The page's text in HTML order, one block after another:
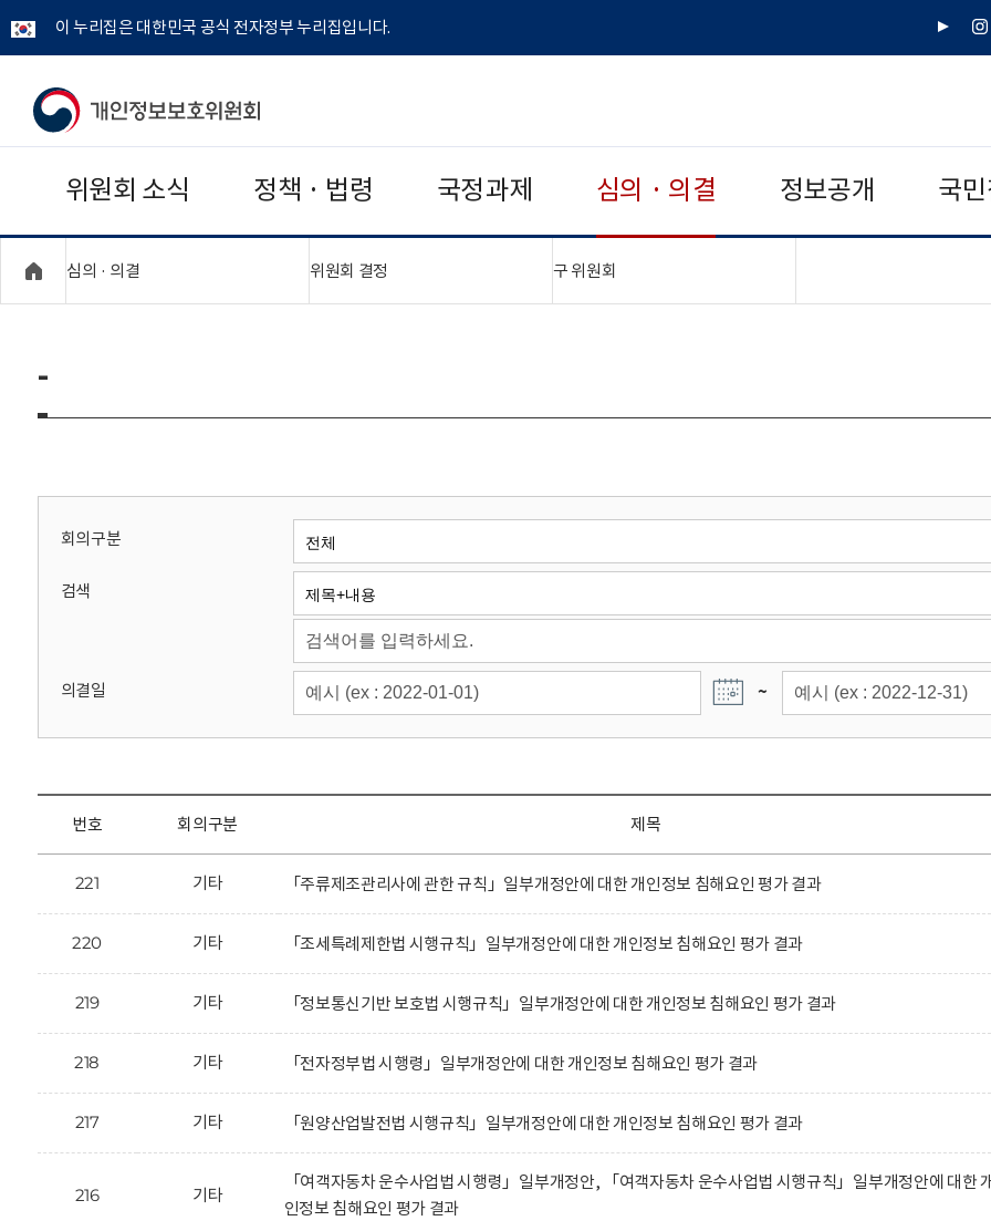
이 누리집은 대한민국 공식 전자정부 누리집입니다.
유
인
개
보
보
위
회
위원회 소식 정책 · 법령 국정과제 심의 · 의결 정보공개 국
심의 · 의결 위원회 결정 구 위원회
-
회의구분
검색
의결일 ~
번호 회의구분 제목
221 기타 「주류제조관리사에 관한 규칙」일부개정안에 대한 개인정보 침해요인 평가 결과
220 기타 「조세특례제한법 시행규칙」일부개정안에 대한 개인정보 침해요인 평가 결과
219 기타 「정보통신기반 보호법 시행규칙」일부개정안에 대한 개인정보 침해요인 평가 결과
218 기타 「전자정부법 시행령」일부개정안에 대한 개인정보 침해요인 평가 결과
217 기타 「원양산업발전법 시행규칙」일부개정안에 대한 개인정보 침해요인 평가 결과
216 기타
「여객자동차 운수사업법 시행령」일부개정안, 「여객자동차 운수사업법 시행규칙」일부개정안에 대한
인정보 침해요인 평가 결과